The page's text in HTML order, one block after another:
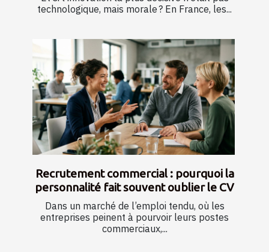
technologique, mais morale ? En France, les...
Recrutement commercial : pourquoi la
personnalité fait souvent oublier le CV
Dans un marché de l’emploi tendu, où les
entreprises peinent à pourvoir leurs postes
commerciaux,...